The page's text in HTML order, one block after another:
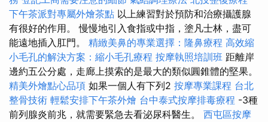
下午茶派對專屬外燴茶點 以上練習對於預防和治療攝護腺
有很好的作用。 慢慢地引入食指或中指，塗凡士林，盡可
能遠地插入肛門。 精緻美鼻的專業選擇：隆鼻療程 高效縮
小毛孔的解決方案：縮小毛孔療程 按摩執照培訓班 距離岸
邊約五公分處，走廊上摸索的是最大的類似圓錐體的堅果。
精美外燴點心品項 如果一個人有下列2 按摩專業課程 台北
整骨技術 輕鬆安排下午茶外燴 台中泰式按摩排毒療程 -3種
前列腺炎前兆，就需要緊急去看泌尿科醫生。 西屯區按摩